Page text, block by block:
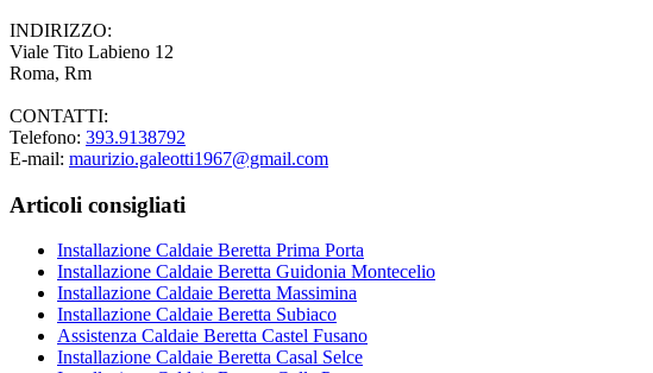
INDIRIZZO:
Viale Tito Labieno 12
Roma, Rm
CONTATTI:
Telefono: 393.9138792
E-mail: maurizio.galeotti1967@gmail.com
Articoli consigliati
Installazione Caldaie Beretta Prima Porta
Installazione Caldaie Beretta Guidonia Montecelio
Installazione Caldaie Beretta Massimina
Installazione Caldaie Beretta Subiaco
Assistenza Caldaie Beretta Castel Fusano
Installazione Caldaie Beretta Casal Selce